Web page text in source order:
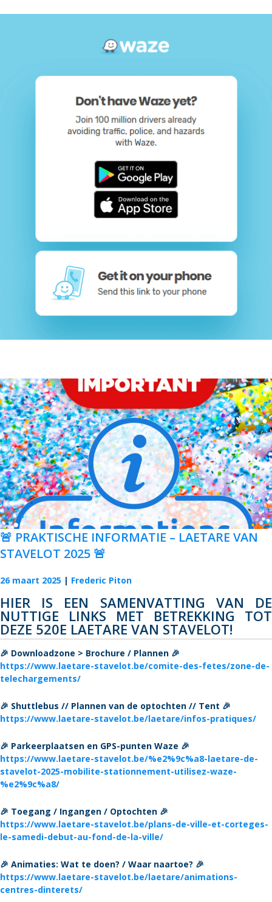
🚨 PRAKTISCHE INFORMATIE – LAETARE VAN
STAVELOT 2025 🚨
26 maart 2025 Frederic Piton
HIER IS EEN SAMENVATTING VAN DE
NUTTIGE LINKS MET BETREKKING TOT
DEZE 520E LAETARE VAN STAVELOT!
🎉 Downloadzone > Brochure / Plannen 🎉
https://www.laetare-stavelot.be/comite-des-fetes/zone-de-
telechargements/
🎉 Shuttlebus // Plannen van de optochten // Tent 🎉
https://www.laetare-stavelot.be/laetare/infos-pratiques/
🎉 Parkeerplaatsen en GPS-punten Waze 🎉
https://www.laetare-stavelot.be/%e2%9c%a8-laetare-de-
stavelot-2025-mobilite-stationnement-utilisez-waze-
%e2%9c%a8/
🎉 Toegang / Ingangen / Optochten 🎉
https://www.laetare-stavelot.be/plans-de-ville-et-corteges-
le-samedi-debut-au-fond-de-la-ville/
🎉 Animaties: Wat te doen? / Waar naartoe? 🎉
https://www.laetare-stavelot.be/laetare/animations-
centres-dinterets/